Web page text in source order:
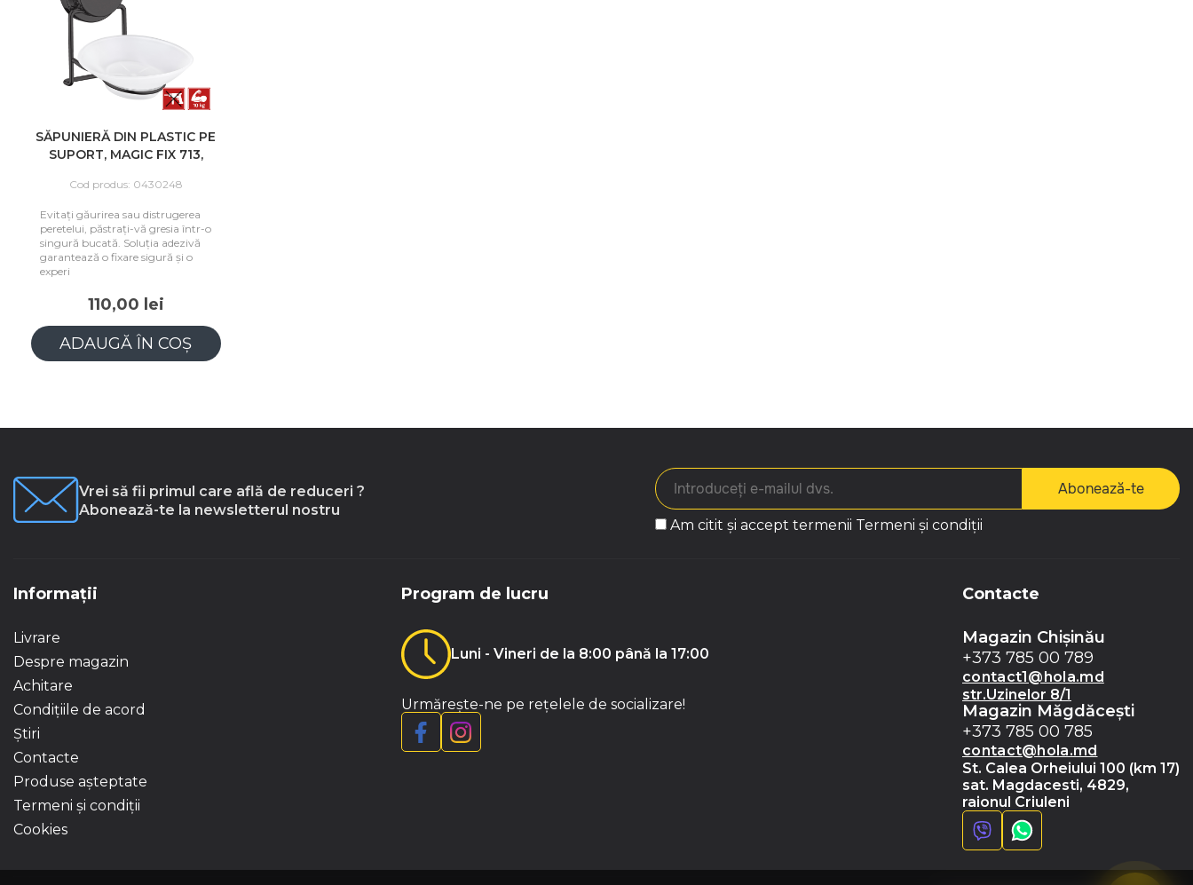
SĂPUNIERĂ DIN PLASTIC PE
SUPORT, MAGIC FIX 713,
Cod produs: 0430248
Evitați găurirea sau distrugerea
peretelui, păstrați-vă gresia într-o
singură bucată. Soluția adezivă
garantează o fixare sigură și o
experi
110,00 lei
ADAUGĂ ÎN COȘ
Vrei să fii primul care află de reduceri ?
Abonează-te la newsletterul nostru
Abonează-te
Am citit și accept termenii Termeni și condiții
Informații
Livrare
Despre magazin
Achitare
Condițiile de acord
Știri
Contacte
Produse așteptate
Termeni și condiții
Cookies
Program de lucru
Luni - Vineri de la 8:00 până la 17:00
Urmărește-ne pe rețelele de socializare!
Contacte
Magazin Chișinău
+373 785 00 789
contact1@hola.md
str.Uzinelor 8/1
Magazin Măgdăceşti
+373 785 00 785
contact@hola.md
St. Calea Orheiului 100 (km 17)
sat. Magdacesti, 4829,
raionul Criuleni